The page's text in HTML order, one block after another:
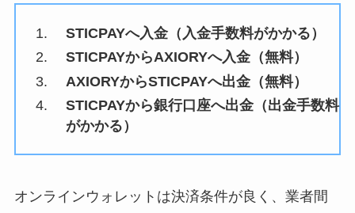
STICPAYへ入金（入金手数料がかかる）
STICPAYからAXIORYへ入金（無料）
AXIORYからSTICPAYへ出金（無料）
STICPAYから銀行口座へ出金（出金手数料
がかかる）
オンラインウォレットは決済条件が良く、業者間